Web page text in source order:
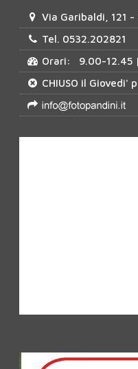
Via Garibaldi, 121 -
Tel. 0532.202821
Orari: 9.00-12.45
CHIUSO il Giovedi'